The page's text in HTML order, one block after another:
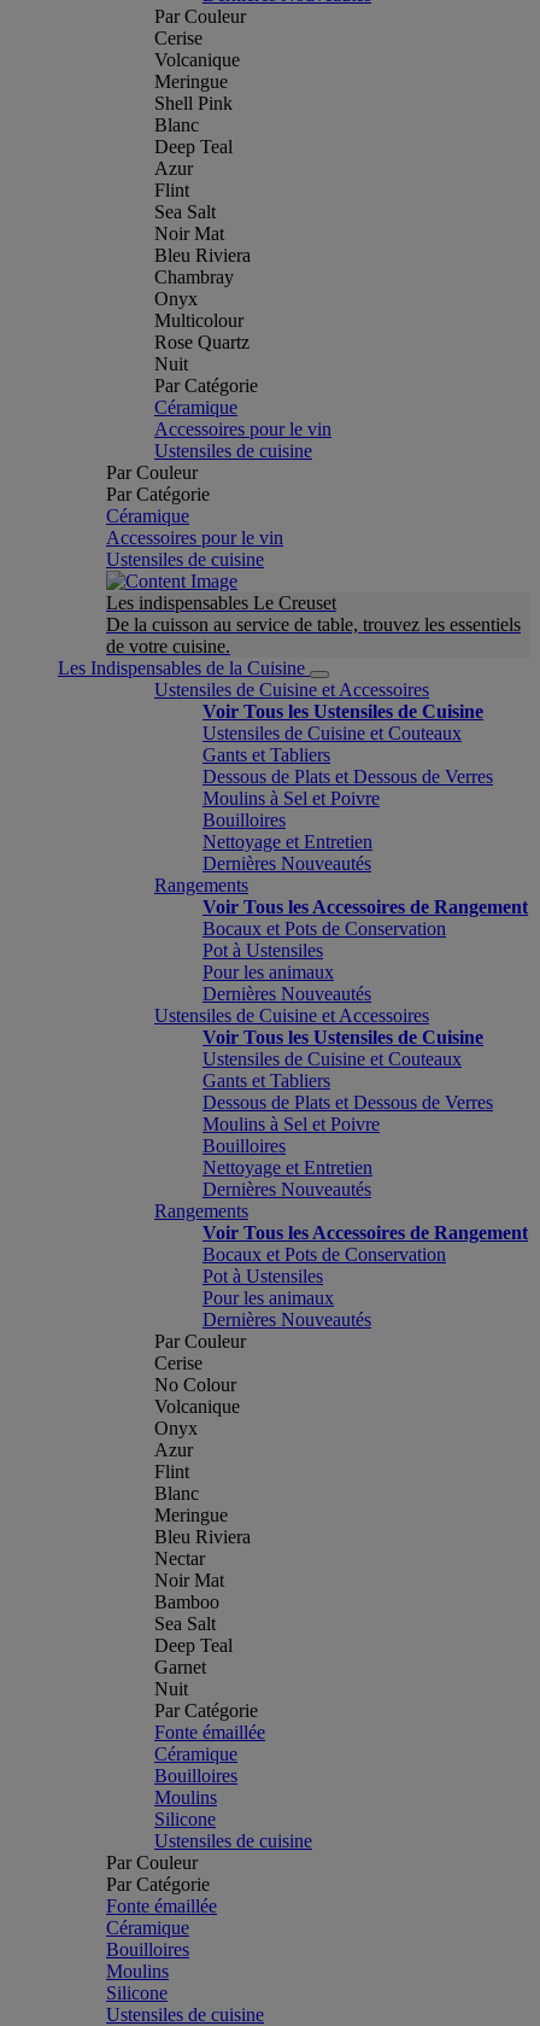
Par Couleur
Cerise
Volcanique
Meringue
Shell Pink
Blanc
Deep Teal
Azur
Flint
Sea Salt
Noir Mat
Bleu Riviera
Chambray
Onyx
Multicolour
Rose Quartz
Nuit
Par Catégorie
Céramique
Accessoires pour le vin
Ustensiles de cuisine
Par Couleur
Par Catégorie
Céramique
Accessoires pour le vin
Ustensiles de cuisine
Les indispensables Le Creuset
De la cuisson au service de table, trouvez les essentiels
de votre cuisine.
Les Indispensables de la Cuisine
Ustensiles de Cuisine et Accessoires
Voir Tous les Ustensiles de Cuisine
Ustensiles de Cuisine et Couteaux
Gants et Tabliers
Dessous de Plats et Dessous de Verres
Moulins à Sel et Poivre
Bouilloires
Nettoyage et Entretien
Dernières Nouveautés
Rangements
Voir Tous les Accessoires de Rangement
Bocaux et Pots de Conservation
Pot à Ustensiles
Pour les animaux
Dernières Nouveautés
Ustensiles de Cuisine et Accessoires
Voir Tous les Ustensiles de Cuisine
Ustensiles de Cuisine et Couteaux
Gants et Tabliers
Dessous de Plats et Dessous de Verres
Moulins à Sel et Poivre
Bouilloires
Nettoyage et Entretien
Dernières Nouveautés
Rangements
Voir Tous les Accessoires de Rangement
Bocaux et Pots de Conservation
Pot à Ustensiles
Pour les animaux
Dernières Nouveautés
Par Couleur
Cerise
No Colour
Volcanique
Onyx
Azur
Flint
Blanc
Meringue
Bleu Riviera
Nectar
Noir Mat
Bamboo
Sea Salt
Deep Teal
Garnet
Nuit
Par Catégorie
Fonte émaillée
Céramique
Bouilloires
Moulins
Silicone
Ustensiles de cuisine
Par Couleur
Par Catégorie
Fonte émaillée
Céramique
Bouilloires
Moulins
Silicone
Ustensiles de cuisine